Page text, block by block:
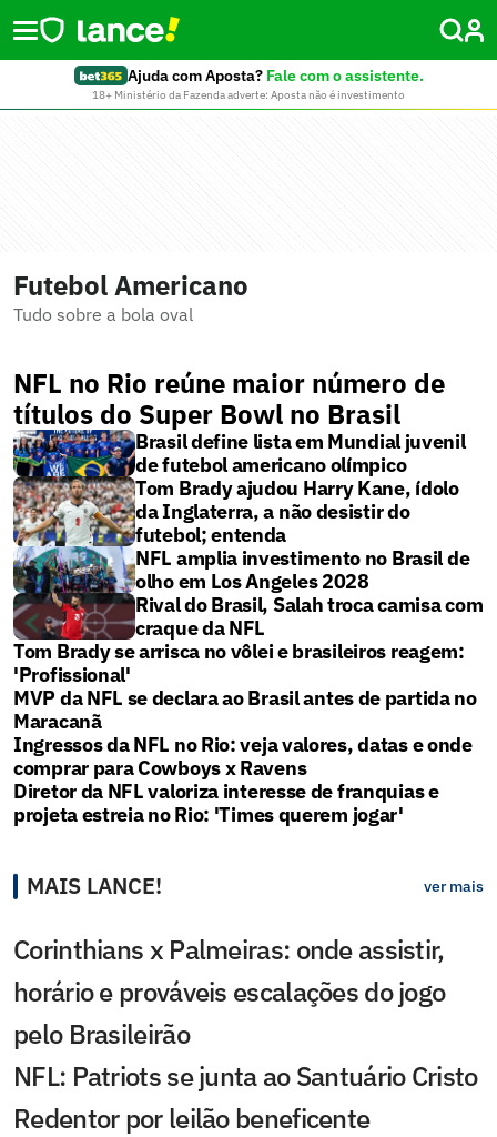
Ajuda com Aposta? Fale com o assistente.
18+ Ministério da Fazenda adverte: Aposta não é investimento
Futebol Americano
Tudo sobre a bola oval
NFL no Rio reúne maior número de
títulos do Super Bowl no Brasil
Brasil define lista em Mundial juvenil
de futebol americano olímpico
Tom Brady ajudou Harry Kane, ídolo
da Inglaterra, a não desistir do
futebol; entenda
NFL amplia investimento no Brasil de
olho em Los Angeles 2028
Rival do Brasil, Salah troca camisa com
craque da NFL
Tom Brady se arrisca no vôlei e brasileiros reagem:
'Profissional'
MVP da NFL se declara ao Brasil antes de partida no
Maracanã
Ingressos da NFL no Rio: veja valores, datas e onde
comprar para Cowboys x Ravens
Diretor da NFL valoriza interesse de franquias e
projeta estreia no Rio: 'Times querem jogar'
MAIS LANCE! ver mais
Corinthians x Palmeiras: onde assistir,
horário e prováveis escalações do jogo
pelo Brasileirão
NFL: Patriots se junta ao Santuário Cristo
Redentor por leilão beneficente